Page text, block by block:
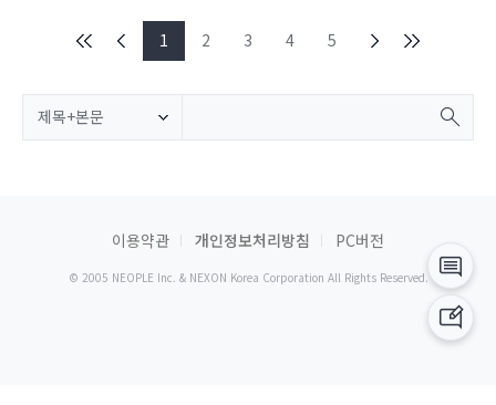
1 2 3 4 5
제목+본문
이용약관 개인정보처리방침 PC버전
© 2005 NEOPLE Inc. & NEXON Korea Corporation All Rights Reserved.